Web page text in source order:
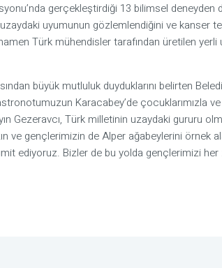
gerçekleştirdiği 13 bilimsel deneyden
uyumunun gözlemlendiğini ve kanser
Türk mühendisler tarafından üretilen yerli
büyük mutluluk duyduklarını belirten
Karacabey’de çocuklarımızla
Gezeravcı, Türk milletinin uzaydaki gururu
ve gençlerimizin de Alper ağabeylerini örnek
ediyoruz. Bizler de bu yolda gençlerimizi